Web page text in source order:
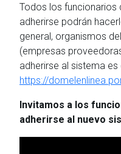
Todos los funcionarios
adherirse podrán
general, organismos
(empresas
adherirse al sistema es
https://
Invitamos a los
adherirse al nuevo